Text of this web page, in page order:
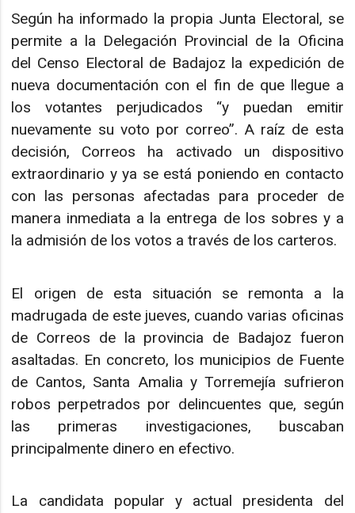
Según ha informado la propia Junta Electoral, se
permite a la Delegación Provincial de la Oficina
del Censo Electoral de Badajoz la expedición de
nueva documentación con el fin de que llegue a
los votantes perjudicados “y puedan emitir
nuevamente su voto por correo”. A raíz de esta
decisión, Correos ha activado un dispositivo
extraordinario y ya se está poniendo en contacto
con las personas afectadas para proceder de
manera inmediata a la entrega de los sobres y a
la admisión de los votos a través de los carteros.
El origen de esta situación se remonta a la
madrugada de este jueves, cuando varias oficinas
de Correos de la provincia de Badajoz fueron
asaltadas. En concreto, los municipios de Fuente
de Cantos, Santa Amalia y Torremejía sufrieron
robos perpetrados por delincuentes que, según
las primeras investigaciones, buscaban
principalmente dinero en efectivo.
La candidata popular y actual presidenta del